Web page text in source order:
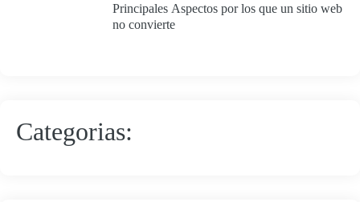
Principales Aspectos por los que un sitio web
no convierte
Categorias: